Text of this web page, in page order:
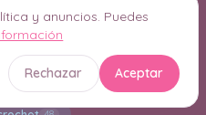
16 Caminos de Mesa
en crochet
233
41
y anuncios. Puedes
Rechazar Aceptar